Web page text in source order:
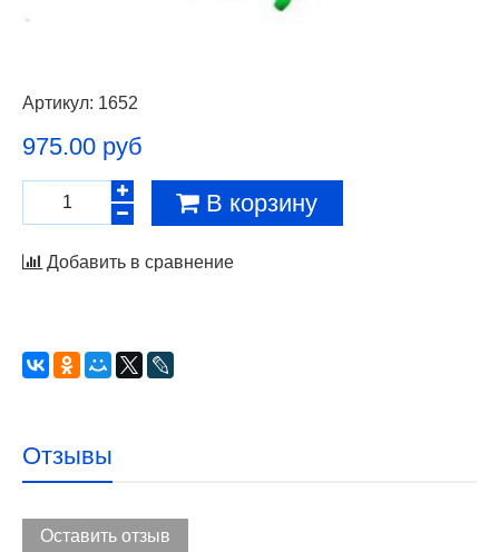
Артикул: 1652
975.00 руб
В корзину
Добавить в сравнение
Отзывы
Оставить отзыв